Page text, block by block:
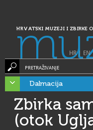
HRVATSKI MUZEJI I ZBIRKE
HR| EN
PRETRAŽIVANJE
Dalmacija
Zbirka
(otok